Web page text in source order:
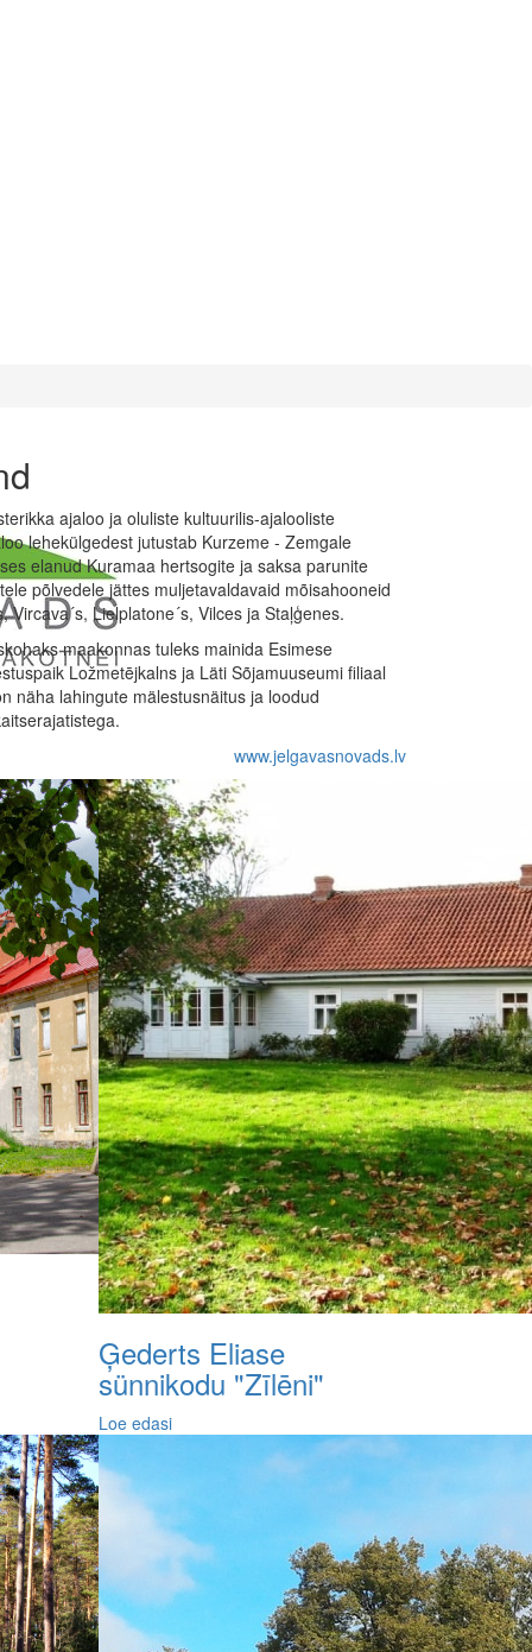
ajaloo ja oluliste kultuurilis-ajalooliste
lehekülgedest jutustab Kurzeme - Zemgale
elanud Kuramaa hertsogite ja saksa parunite
põlvedele jättes muljetavaldavaid mõisahooneid
Vircava´s, Lielplatone´s, Vilces ja Staļģenes.
maakonnas tuleks mainida Esimese
Ložmetējkalns ja Läti Sõjamuuseumi filiaal
näha lahingute mälestusnäitus ja loodud
www.jelgavasnovads.lv
Ģederts Eliase
sünnikodu "Zīlēni"
Loe edasi